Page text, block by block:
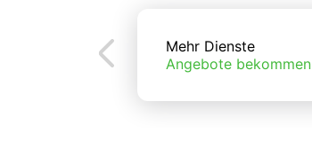
Mehr Dienste
Angebote bekommen